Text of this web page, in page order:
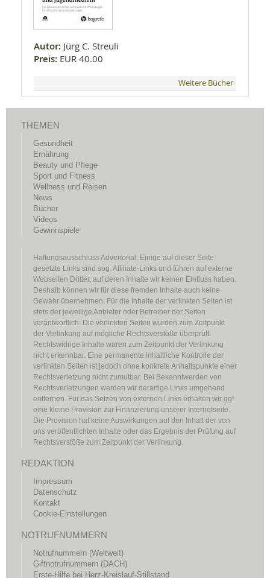
Autor: Jürg C. Streuli
Preis: EUR 40.00
Weitere Bücher
THEMEN
Gesundheit
Ernährung
Beauty und Pflege
Sport und Fitness
Wellness und Reisen
News
Bücher
Videos
Gewinnspiele
Haftungsausschluss Advertorial: Einige auf dieser Seite
gesetzte Links sind sog. Affiliate-Links und führen auf externe
Webseiten Dritter, auf deren Inhalte wir keinen Einfluss haben.
Deshalb können wir für diese fremden Inhalte auch keine
Gewähr übernehmen. Für die Inhalte der verlinkten Seiten ist
stets der jeweilige Anbieter oder Betreiber der Seiten
verantwortlich. Die verlinkten Seiten wurden zum Zeitpunkt
der Verlinkung auf mögliche Rechtsverstöße überprüft.
Rechtswidrige Inhalte waren zum Zeitpunkt der Verlinkung
nicht erkennbar. Eine permanente inhaltliche Kontrolle der
verlinkten Seiten ist jedoch ohne konkrete Anhaltspunkte einer
Rechtsverletzung nicht zumutbar. Bei Bekanntwerden von
Rechtsverletzungen werden wir derartige Links umgehend
entfernen. Für das Setzen von externen Links erhalten wir ggf.
eine kleine Provision zur Finanzierung unserer Internetseite.
Die Provision hat keine Auswirkungen auf den Inhalt der von
uns veröffentlichten Inhalte oder das Ergebnis der Prüfung auf
Rechtsverstöße zum Zeitpunkt der Verlinkung.
REDAKTION
Impressum
Datenschutz
Kontakt
Cookie-Einstellungen
NOTRUFNUMMERN
Notrufnummern (Weltweit)
Giftnotrufnummern (DACH)
Erste-Hilfe bei Herz-Kreislauf-Stillstand